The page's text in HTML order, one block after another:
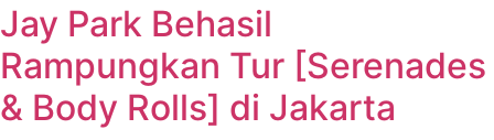
Jay Park Behasil
Rampungkan Tur [Serenades
& Body Rolls] di Jakarta